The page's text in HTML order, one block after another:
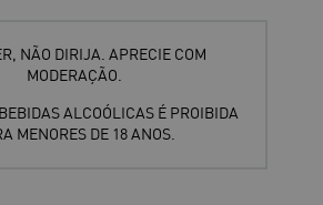
NÃO DIRIJA. APRECIE COM
MODERAÇÃO.
ALCOÓLICAS É PROIBIDA
MENORES DE 18 ANOS.